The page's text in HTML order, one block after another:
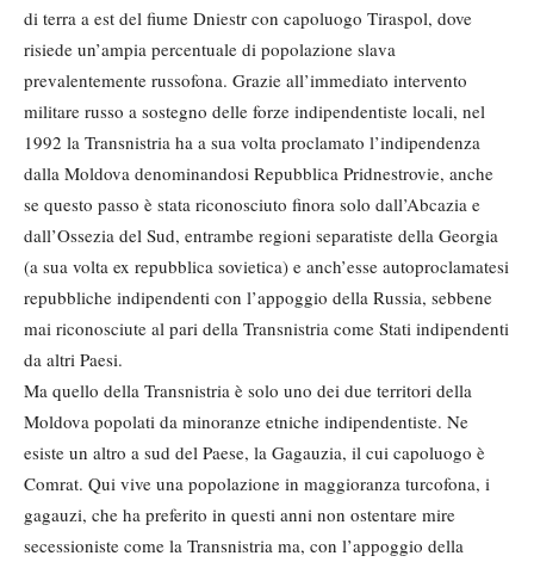
di terra a est del fiume Dniestr con capoluogo Tiraspol, dove
risiede un’ampia percentuale di popolazione slava
prevalentemente russofona. Grazie all’immediato intervento
militare russo a sostegno delle forze indipendentiste locali, nel
1992 la Transnistria ha a sua volta proclamato l’indipendenza
dalla Moldova denominandosi Repubblica Pridnestrovie, anche
se questo passo è stata riconosciuto finora solo dall’Abcazia e
dall’Ossezia del Sud, entrambe regioni separatiste della Georgia
(a sua volta ex repubblica sovietica) e anch’esse autoproclamatesi
repubbliche indipendenti con l’appoggio della Russia, sebbene
mai riconosciute al pari della Transnistria come Stati indipendenti
da altri Paesi.
Ma quello della Transnistria è solo uno dei due territori della
Moldova popolati da minoranze etniche indipendentiste. Ne
esiste un altro a sud del Paese, la Gagauzia, il cui capoluogo è
Comrat. Qui vive una popolazione in maggioranza turcofona, i
gagauzi, che ha preferito in questi anni non ostentare mire
secessioniste come la Transnistria ma, con l’appoggio della